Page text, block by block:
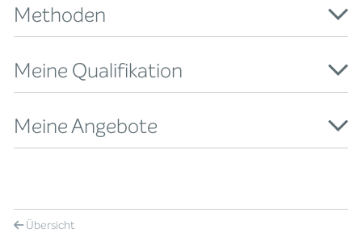
Methoden
Meine Qualifikation
Meine Angebote
Übersicht